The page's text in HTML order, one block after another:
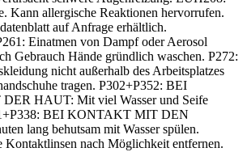
Kann allergische Reaktionen hervorrufen.
auf Anfrage erhältlich.
Einatmen von Dampf oder Aerosol
Gebrauch Hände gründlich waschen. P272:
nicht außerhalb des Arbeitsplatzes
tragen. P302+P352: BEI
HAUT: Mit viel Wasser und Seife
BEI KONTAKT MIT DEN
lang behutsam mit Wasser spülen.
Kontaktlinsen nach Möglichkeit entfernen.